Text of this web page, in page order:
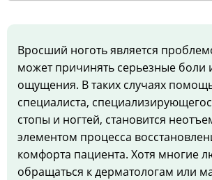
Вросший ноготь является
может причинять серьезные боли
ощущения. В таких случаях
специалиста,
стопы и ногтей, становится
элементом процесса
комфорта пациента. Хотя многие
обращаться к дерматологам или